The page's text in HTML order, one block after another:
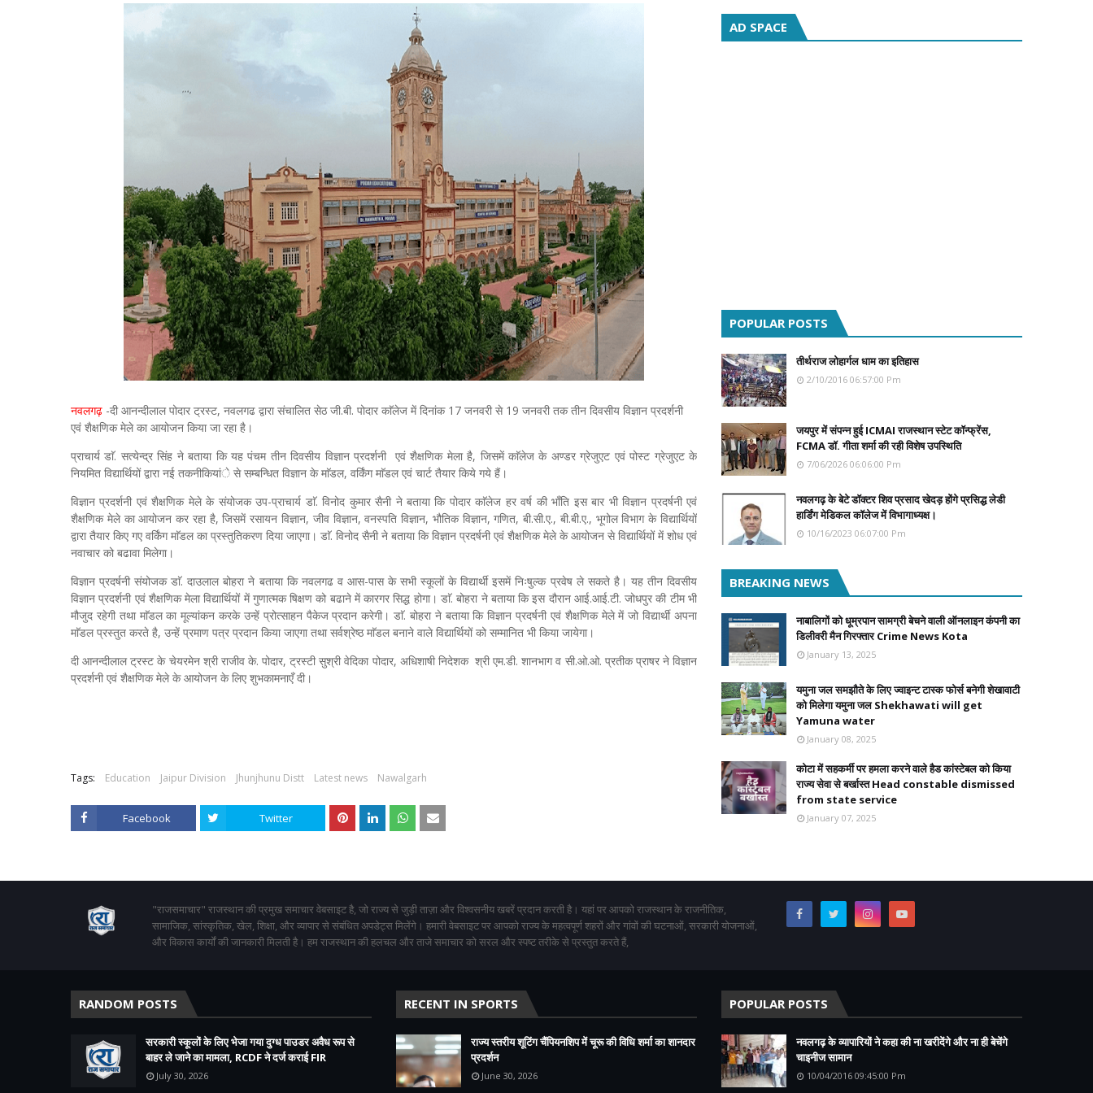
नवलगढ़ -दी आनन्दीलाल पोदार ट्रस्ट, नवलगढ द्वारा संचालित सेठ जी.बी. पोदार काॅलेज में दिनांक 17 जनवरी से 19 जनवरी तक तीन दिवसीय विज्ञान प्रदर्शनी
एवं शैक्षणिक मेले का आयोजन किया जा रहा है।
प्राचार्य डाॅ. सत्येन्द्र सिंह ने बताया कि यह पंचम तीन दिवसीय विज्ञान प्रदर्शनी एवं शैक्षणिक मेला है, जिसमें काॅलेज के अण्डर ग्रेजुएट एवं पोस्ट ग्रेजुएट के
नियमित विद्यार्थियों द्वारा नई तकनीकियांे से सम्बन्धित विज्ञान के माॅडल, वर्किंग माॅडल एवं चार्ट तैयार किये गये हैं।
विज्ञान प्रदर्शनी एवं शैक्षणिक मेले के संयोजक उप-प्राचार्य डाॅ. विनोद कुमार सैनी ने बताया कि पोदार काॅलेज हर वर्ष की भाँति इस बार भी विज्ञान प्रदर्षनी एवं
शैक्षणिक मेले का आयोजन कर रहा है, जिसमें रसायन विज्ञान, जीव विज्ञान, वनस्पति विज्ञान, भौतिक विज्ञान, गणित, बी.सी.ए., बी.बी.ए., भूगोल विभाग के विद्यार्थियों
द्वारा तैयार किए गए वर्किंग माॅडल का प्रस्तुतिकरण दिया जाएगा। डाॅ. विनोद सैनी ने बताया कि विज्ञान प्रदर्षनी एवं शैक्षणिक मेले के आयोजन से विद्यार्थियों में शोध एवं
नवाचार को बढावा मिलेगा।
विज्ञान प्रदर्षनी संयोजक डाॅ. दाउलाल बोहरा ने बताया कि नवलगढ व आस-पास के सभी स्कूलों के विद्यार्थी इसमें निःषुल्क प्रवेष ले सकते है। यह तीन दिवसीय
विज्ञान प्रदर्शनी एवं शैक्षणिक मेला विद्यार्थियों में गुणात्मक षिक्षण को बढाने में कारगर सिद्ध होगा। डाॅ. बोहरा ने बताया कि इस दौरान आई.आई.टी. जोधपुर की टीम भी
मौजुद रहेगी तथा माॅडल का मूल्यांकन करके उन्हें प्रोत्साहन पैकेज प्रदान करेगी। डाॅ. बोहरा ने बताया कि विज्ञान प्रदर्षनी एवं शैक्षणिक मेले में जो विद्यार्थी अपना
माॅडल प्रस्तुत करते है, उन्हें प्रमाण पत्र प्रदान किया जाएगा तथा सर्वश्रेष्ठ माॅडल बनाने वाले विद्यार्थियों को सम्मानित भी किया जायेगा।
दी आनन्दीलाल ट्रस्ट के चेयरमेन श्री राजीव के. पोदार, ट्रस्टी सुश्री वेदिका पोदार, अधिशाषी निदेशक श्री एम.डी. शानभाग व सी.ओ.ओ. प्रतीक प्राषर ने विज्ञान
प्रदर्शनी एवं शैक्षणिक मेले के आयोजन के लिए शुभकामनाएँ दी।
Tags: Education Jaipur Division Jhunjhunu Distt Latest news Nawalgarh
Facebook Twitter
AD SPACE
POPULAR POSTS
तीर्थराज लोहार्गल धाम का इतिहास
2/10/2016 06:57:00 Pm
जयपुर में संपन्न हुई ICMAI राजस्थान स्टेट कॉन्फ्रेंस,
FCMA डॉ. गीता शर्मा की रही विशेष उपस्थिति
7/06/2026 06:06:00 Pm
नवलगढ़ के बेटे डॉक्टर शिव प्रसाद खेदड़ होंगे प्रसिद्ध लेडी
हार्डिंग मेडिकल कॉलेज में विभागाध्यक्ष।
10/16/2023 06:07:00 Pm
BREAKING NEWS
नाबालिगों को धूम्रपान सामग्री बेचने वाली ऑनलाइन कंपनी का
डिलीवरी मैन गिरफ्तार Crime News Kota
January 13, 2025
यमुना जल समझौते के लिए ज्वाइन्ट टास्क फोर्स बनेगी शेखावाटी
को मिलेगा यमुना जल Shekhawati will get
Yamuna water
January 08, 2025
कोटा में सहकर्मी पर हमला करने वाले हैड कांस्टेबल को किया
राज्य सेवा से बर्खास्त Head constable dismissed
from state service
January 07, 2025
"राजसमाचार" राजस्थान की प्रमुख समाचार वेबसाइट है, जो राज्य से जुड़ी ताज़ा और विश्वसनीय खबरें प्रदान करती है। यहां पर आपको राजस्थान के राजनीतिक,
सामाजिक, सांस्कृतिक, खेल, शिक्षा, और व्यापार से संबंधित अपडेट्स मिलेंगे। हमारी वेबसाइट पर आपको राज्य के महत्वपूर्ण शहरों और गांवों की घटनाओं, सरकारी योजनाओं,
और विकास कार्यों की जानकारी मिलती है। हम राजस्थान की हलचल और ताजे समाचार को सरल और स्पष्ट तरीके से प्रस्तुत करते हैं,
RANDOM POSTS
सरकारी स्कूलों के लिए भेजा गया दुग्ध पाउडर अवैध रूप से
बाहर ले जाने का मामला, RCDF ने दर्ज कराई FIR
July 30, 2026
RECENT IN SPORTS
राज्य स्तरीय शूटिंग चैंपियनशिप में चूरू की विधि शर्मा का शानदार
प्रदर्शन
June 30, 2026
POPULAR POSTS
नवलगढ़ के व्यापारियों ने कहा की ना खरीदेंगे और ना ही बेचेंगे
चाइनीज सामान
10/04/2016 09:45:00 Pm